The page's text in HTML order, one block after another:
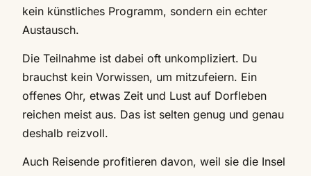
kein künstliches Programm, sondern ein echter
Austausch.
Die Teilnahme ist dabei oft unkompliziert. Du
brauchst kein Vorwissen, um mitzufeiern. Ein
offenes Ohr, etwas Zeit und Lust auf Dorfleben
reichen meist aus. Das ist selten genug und genau
deshalb reizvoll.
Auch Reisende profitieren davon, weil sie die Insel